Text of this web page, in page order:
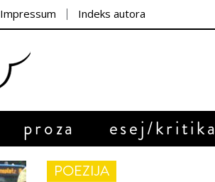
Impressum Indeks autora
proza esej/kritika
POEZIJA